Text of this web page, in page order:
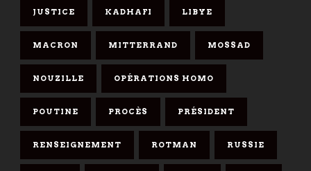
JUSTICE KADHAFI LIBYE
MACRON MITTERRAND MOSSAD
NOUZILLE OPÉRATIONS HOMO
POUTINE PROCÈS PRÉSIDENT
RENSEIGNEMENT ROTMAN RUSSIE